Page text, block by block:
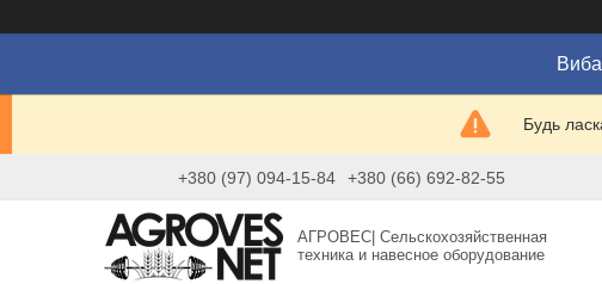
Будь
+380 (97) 094-15-84 +380 (66) 692-82-55
АГРОВЕС| Сельскохозяйственная
техника и навесное оборудование